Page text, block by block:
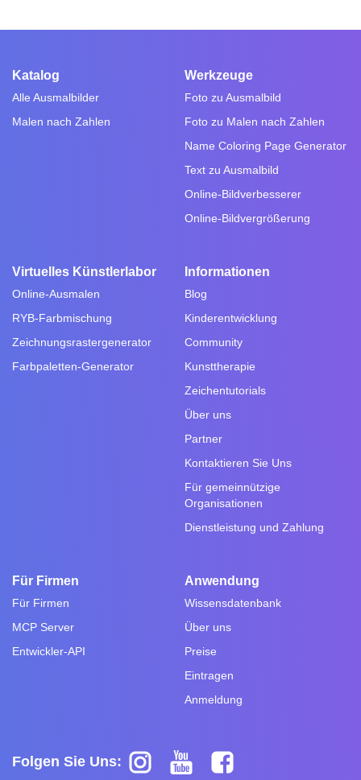
Katalog
Alle Ausmalbilder
Malen nach Zahlen
Werkzeuge
Foto zu Ausmalbild
Foto zu Malen nach Zahlen
Name Coloring Page Generator
Text zu Ausmalbild
Online-Bildverbesserer
Online-Bildvergrößerung
Virtuelles Künstlerlabor
Online-Ausmalen
RYB-Farbmischung
Zeichnungsrastergenerator
Farbpaletten-Generator
Informationen
Blog
Kinderentwicklung
Community
Kunsttherapie
Zeichentutorials
Über uns
Partner
Kontaktieren Sie Uns
Für gemeinnützige
Organisationen
Dienstleistung und Zahlung
Für Firmen
Für Firmen
MCP Server
Entwickler-API
Anwendung
Wissensdatenbank
Über uns
Preise
Eintragen
Anmeldung
Folgen Sie Uns: